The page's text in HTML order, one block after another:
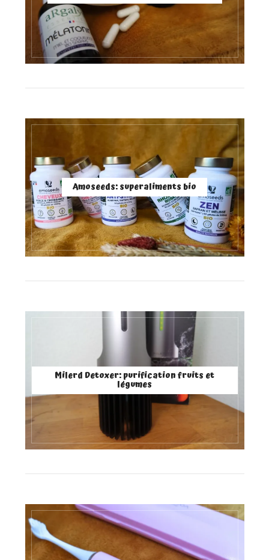
Amoseeds: superaliments bio
Milerd Detoxer: purification fruits et
légumes